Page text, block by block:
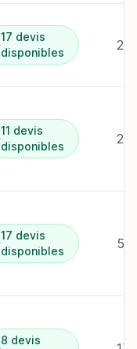
17 devis
disponibles
22
11 devis
disponibles
2
17 devis
disponibles
8 devis